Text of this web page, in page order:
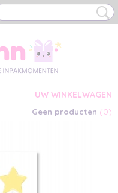
UW WINKELWAGEN
Geen producten (0)